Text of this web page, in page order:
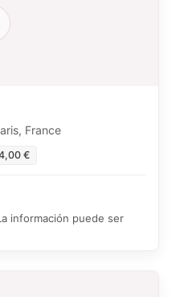
France
€
información puede ser